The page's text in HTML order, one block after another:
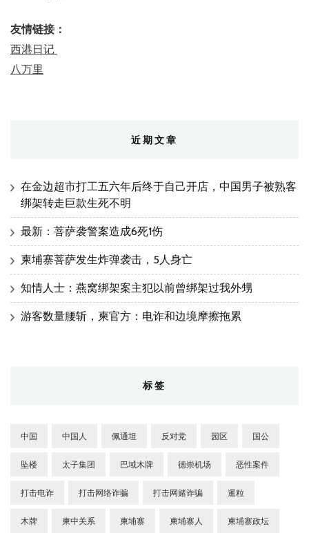
友情链接：
西港日记
八万里
近期文章
在金边超市打工五六年后终于自己开店，中国男子被熟客
绑架转走巨款生死不明
最新：菩萨袭警案造成6死1伤
柬埔寨菩萨发生炸弹袭击，5人身亡
知情人士：燕窝绑架案主犯以前曾绑架过我外甥
游客数量腰斩，柬官方：电诈和边境摩擦拖累
标签
中国 中国人 佩通坦 反对党 园区 国公
坠楼 太子集团 巴域木牌 德崇机场 恶性案件
打击电诈 打击网络诈骗 打击网赌诈骗 暹粒
木牌 柬中关系 柬埔寨 柬埔寨人 柬埔寨政坛